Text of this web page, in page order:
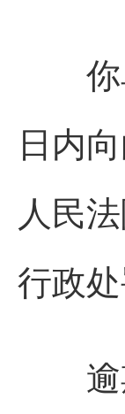
你单
日内
人民
行政处
逾期